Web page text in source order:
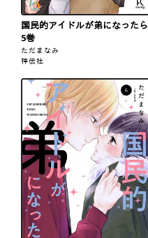
国民的アイドルが弟になったら
5巻
ただまなみ
祥伝社